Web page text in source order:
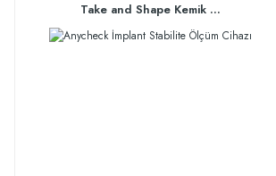
Take and Shape Kemik ...